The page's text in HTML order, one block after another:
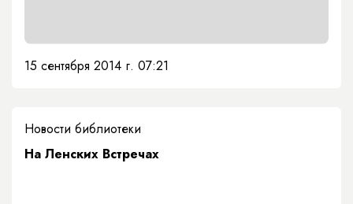
15 сентября 2014 г. 07:21
Новости библиотеки
На Ленских Встречах